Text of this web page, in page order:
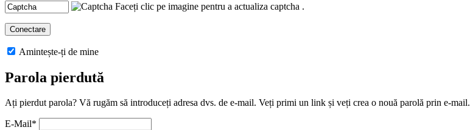
Faceți clic pe imagine pentru a actualiza captcha .
Amintește-ți de mine
Parola pierdută
Ați pierdut parola? Vă rugăm să introduceți adresa dvs. de e-mail. Veți primi un link și veți crea o nouă parolă prin e-mail.
E-Mail*